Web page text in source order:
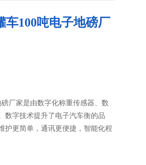
车100吨电子地磅厂
厂家是由数字化称重传感器、数
数字技术提升了电子汽车衡的品
护更简单，通讯更便捷，智能化程